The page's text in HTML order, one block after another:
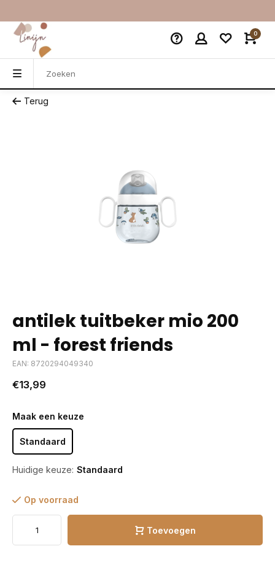
0
Terug
antilek tuitbeker mio 200
ml - forest friends
EAN: 8720294049340
€13,99
Maak een keuze
Standaard
Huidige keuze: Standaard
Op voorraad
Toevoegen